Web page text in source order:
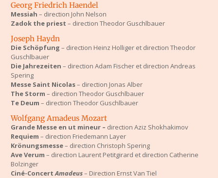
Georg Friedrich Haendel
Messiah – direction John Nelson
Zadok the priest – direction Theodor Guschlbauer
Joseph Haydn
Die Schöpfung – direction Heinz Holliger et direction Theodor
Guschlbauer
Die Jahrezeiten – direction Adam Fischer et direction Andreas
Spering
Messe Saint Nicolas– direction Jonas Alber
The Storm – direction Theodor Guschlbauer
Te Deum – direction Theodor Guschlbauer
Wolfgang Amadeus Mozart
Grande Messe en ut mineur – direction Aziz Shokhakimov
Requiem – direction Friedemann Layer
Krönungsmesse– direction Christoph Spering
Ave Verum – direction Laurent Petitgirard et direction Catherine
Bolzinger
Ciné-ConcertAmadeus– Direction Ernst Van Tiel